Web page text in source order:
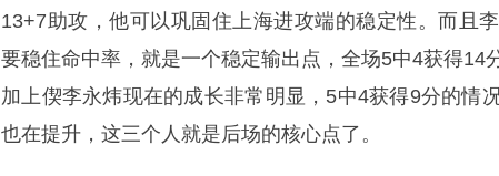
13+7助攻，他可以巩固住上海进攻端的稳定性。而且
要稳住命中率，就是一个稳定输出点，全场5中4获得14
加上偰李永炜现在的成长非常明显，5中4获得9分的情
也在提升，这三个人就是后场的核心点了。